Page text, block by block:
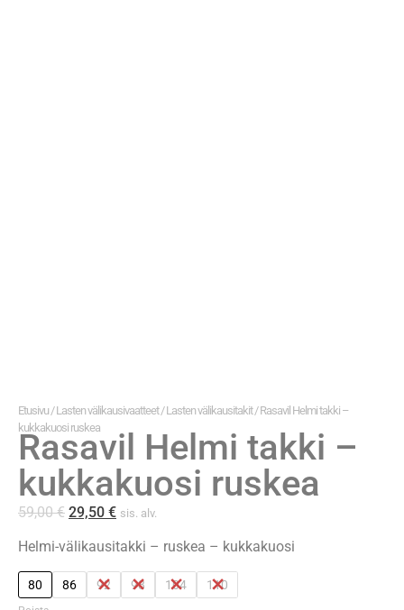
Etusivu /Lasten välikausivaatteet/Lasten välikausitakit/ Rasavil Helmi takki –
kukkakuosi ruskea
Rasavil Helmi takki –
kukkakuosi ruskea
59,00€ 29,50 € sis. alv.
Helmi-välikausitakki – ruskea – kukkakuosi
80 86 92 98 104 110